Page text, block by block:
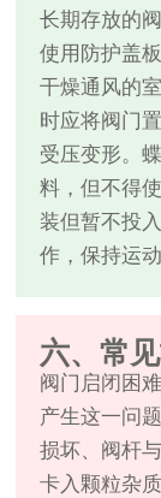
长期存放的
使用防护盖
干燥通风的
时应将阀门
受压变形。
料，但不得
装但暂不投
作，保持运
六、常
阀门启闭困
产生这一问
损坏、阀杆
卡入颗粒杂